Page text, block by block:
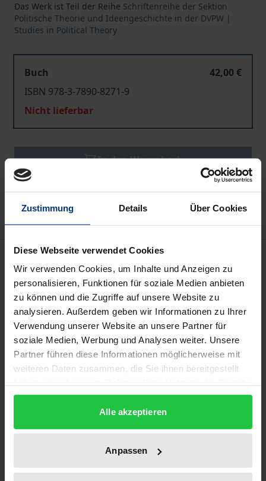
Zustimmung Details Über Cookies
Diese Webseite verwendet Cookies
Wir verwenden Cookies, um Inhalte und Anzeigen zu
personalisieren, Funktionen für soziale Medien anbieten
zu können und die Zugriffe auf unsere Website zu
analysieren. Außerdem geben wir Informationen zu Ihrer
Verwendung unserer Website an unsere Partner für
soziale Medien, Werbung und Analysen weiter. Unsere
Partner führen diese Informationen möglicherweise mit
weiteren Daten zusammen, die Sie ihnen bereitgestellt
gesammelt haben.
Alle akzeptieren
Anpassen
Das Werk ist Teil der Reihe Schriftenreihe der Sektion
Politische Theorie und Ideengeschichte in der DVPW |
Studies in Political Theory
Buch
42,00 €
ISBN 978-3-7890-8271-9
Nicht lieferbar
In den Warenkorb
Zur Wunschliste hinzufügen
Hinweise zu Versandkosten
Beschreibung
Politische Korruption ist ein schwer zu fassendes
Phänomen, das in der politischen Theorie bisher nur
ungenügende Berücksichtigung gefunden hat. Der
vorliegende Band geht davon aus, dass Korruption
auch in modernen, liberalen Demokratien ein
verbreitetes und prinzipielles Problem ist, das stets
gesehen werden muss. Daher erfordert sowohl die
eine Verknüpfung normativer und empirischer
Fragen. Folglich bedeutet die Thematisierung von